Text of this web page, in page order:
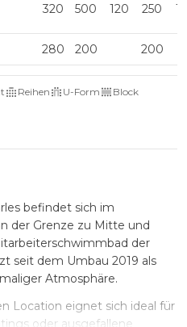
320 500 120 250
280 200 200
Reihen U-Form
Block
befindet sich im
der Grenze zu Mitte und
der
seit dem Umbau 2019 als
Atmosphäre.
Location eignet sich ideal für
oder ausgefallene